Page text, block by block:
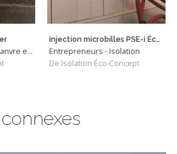
Spécialistes - Paille, chanvre et matériaux biosourcés
Injection microbilles PSE-i Écobill.Md
Entrepreneurs - Isolation
De Isolation Éco-Concept